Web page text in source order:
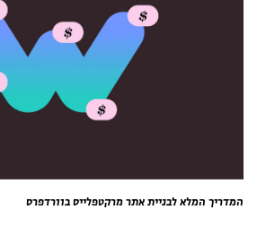
המדריך המלא לבניית אתר מרקטפלייס בוורדפרס